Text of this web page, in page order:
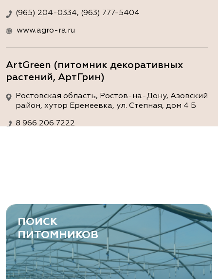
(965) 204-0334, (963) 777-5404
www.agro-ra.ru
ArtGreen (питомник декоративных
растений, АртГрин)
Ростовская область, Ростов-на-Дону, Азовский
район, хутор Еремеевка, ул. Степная, дом 4 Б
8 966 206 7222
Ростовская область, Ростов-на-Дону,
Левобережная ул, дом № 37
8 966 206 7222
www.art-green.ru
ПОИСК
ПИТОМНИКОВ